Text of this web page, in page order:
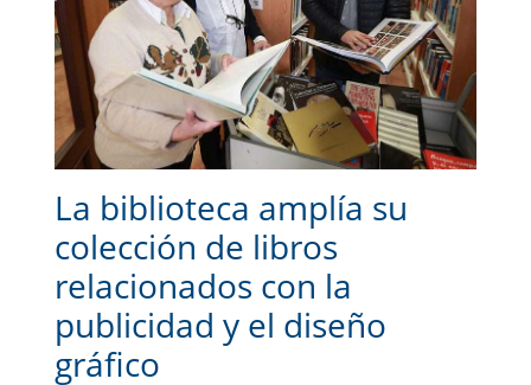
La biblioteca amplía su
colección de libros
relacionados con la
publicidad y el diseño
gráfico